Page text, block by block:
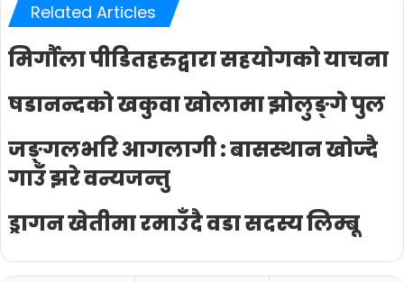
Related Articles
मिर्गाैला पीडितहरुद्वारा सहयोगको याचना
षडानन्दको खकुवा खोलामा झोलुङ्गे पुल
जङ्गलभरि आगलागी : बासस्थान खोज्दै
गाउँ झरे वन्यजन्तु
ड्रागन खेतीमा रमाउँदै वडा सदस्य लिम्बू